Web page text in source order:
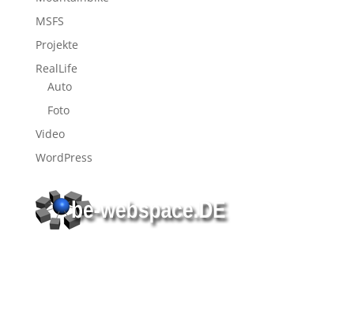
MSFS
Projekte
RealLife
Auto
Foto
Video
WordPress